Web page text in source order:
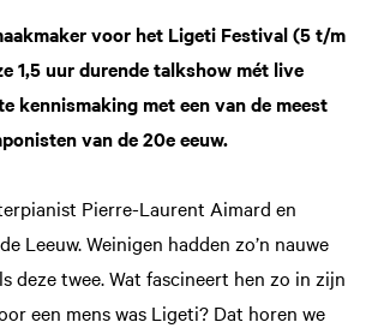
voor het Ligeti Festival (5 t/m
1,5 uur durende talkshow mét live
kennismaking met een van de meest
van de 20e eeuw.
Pierre-Laurent Aimard en
Leeuw. Weinigen hadden zo’n nauwe
deze twee. Wat fascineert hen zo in zijn
een mens was Ligeti? Dat horen we